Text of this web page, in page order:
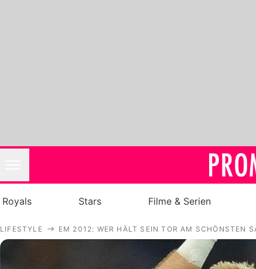
Royals Stars Filme & Serien
LIFESTYLE EM 2012: WER HÄLT SEIN TOR AM SCHÖNSTEN